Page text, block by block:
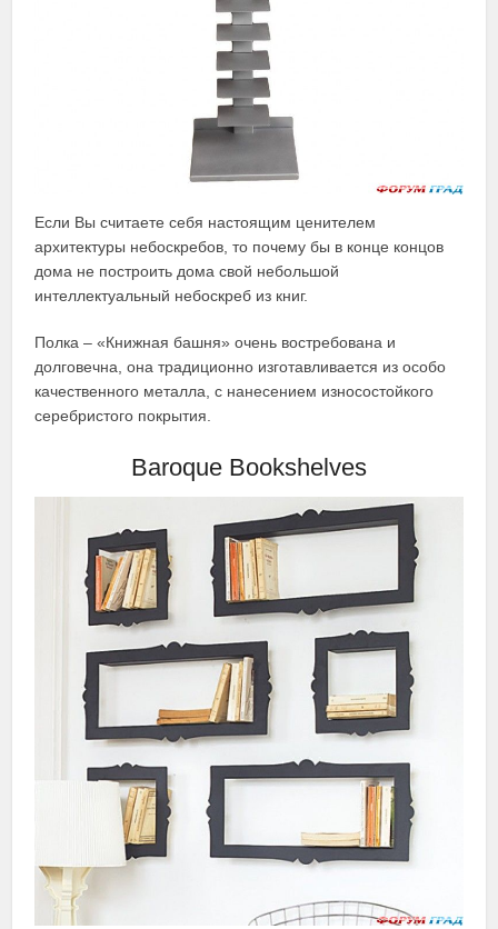
Если Вы считаете себя настоящим ценителем
архитектуры небоскребов, то почему бы в конце концов
дома не построить дома свой небольшой
интеллектуальный небоскреб из книг.
Полка – «Книжная башня» очень востребована и
долговечна, она традиционно изготавливается из особо
качественного металла, с нанесением износостойкого
серебристого покрытия.
Baroque Bookshelves